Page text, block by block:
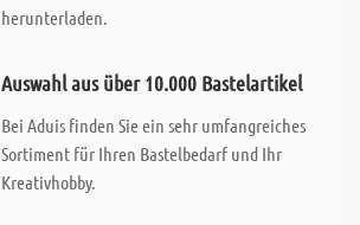
herunterladen.
Auswahl aus über 10.000 Bastelartikel
Bei Aduis finden Sie ein sehr umfangreiches
Sortiment für Ihren Bastelbedarf und Ihr
Kreativhobby.